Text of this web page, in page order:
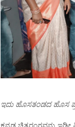
ಇದು ಹೊಸತಂಡದ ಹೊಸ